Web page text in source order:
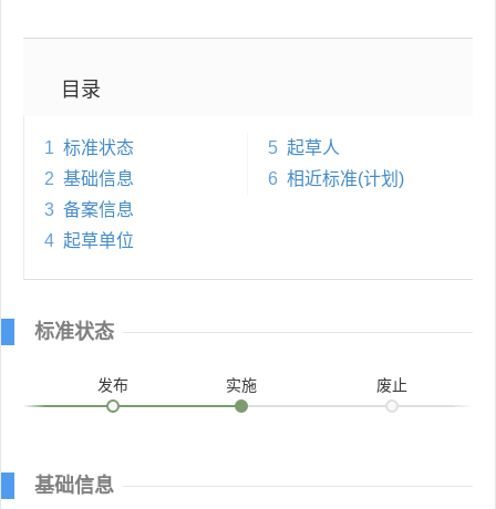
目录
1 标准状态
2 基础信息
3 备案信息
4 起草单位
5 起草人
6 相近标准(计划)
标准状态
发布 实施 废止
基础信息